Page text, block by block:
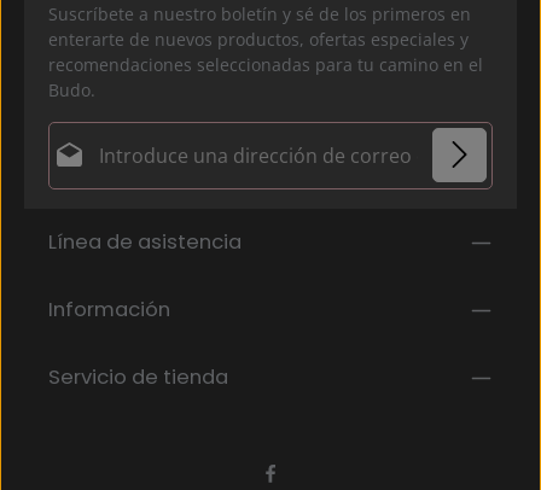
Suscríbete a nuestro boletín y sé de los primeros en
enterarte de nuevos productos, ofertas especiales y
recomendaciones seleccionadas para tu camino en el
Budo.
Dirección de correo electrónico*
Al seleccionar continuar, confirmas que has leído
has aceptado nuestros
términos y condiciones generales
Los campos marcados con un asterisco (*) son
obligatorios.
Línea de asistencia
Información
Servicio de tienda